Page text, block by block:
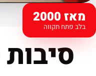
מאז 2000
בלב פתח תקווה